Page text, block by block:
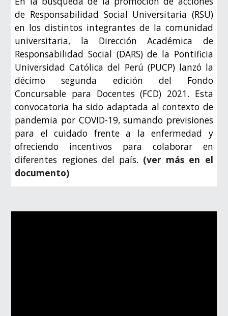
de Responsabilidad Social Universitaria (RSU)
en los distintos integrantes de la comunidad
universitaria, la Dirección Académica de
Responsabilidad Social (DARS) de la Pontificia
Universidad Católica del Perú (PUCP) lanzó la
décimo segunda edición del Fondo
Concursable para Docentes (FCD) 2021. Esta
convocatoria ha sido adaptada al contexto de
pandemia por COVID-19, sumando previsiones
para el cuidado frente a la enfermedad y
ofreciendo incentivos para colaborar en
diferentes regiones del país. (ver más en el
documento)